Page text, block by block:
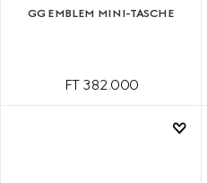
GG EMBLEM MINI-TASCHE
FT 382.000